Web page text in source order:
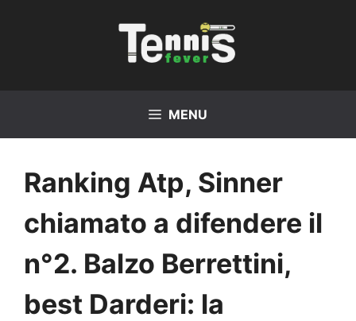
MENU
Ranking Atp, Sinner
chiamato a difendere il
n°2. Balzo Berrettini,
best Darderi: la